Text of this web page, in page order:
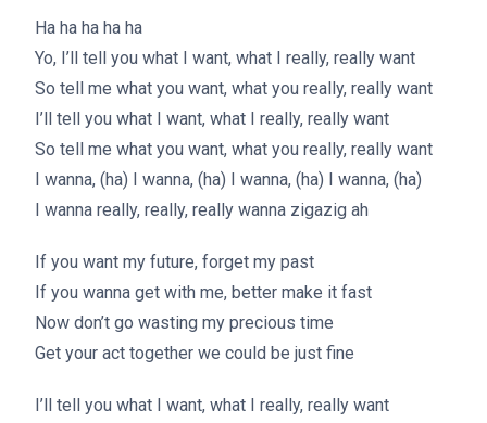
Ha ha ha ha ha
Yo, I’ll tell you what I want, what I really, really want
So tell me what you want, what you really, really want
I’ll tell you what I want, what I really, really want
So tell me what you want, what you really, really want
I wanna, (ha) I wanna, (ha) I wanna, (ha) I wanna, (ha)
I wanna really, really, really wanna zigazig ah
If you want my future, forget my past
If you wanna get with me, better make it fast
Now don’t go wasting my precious time
Get your act together we could be just fine
I’ll tell you what I want, what I really, really want